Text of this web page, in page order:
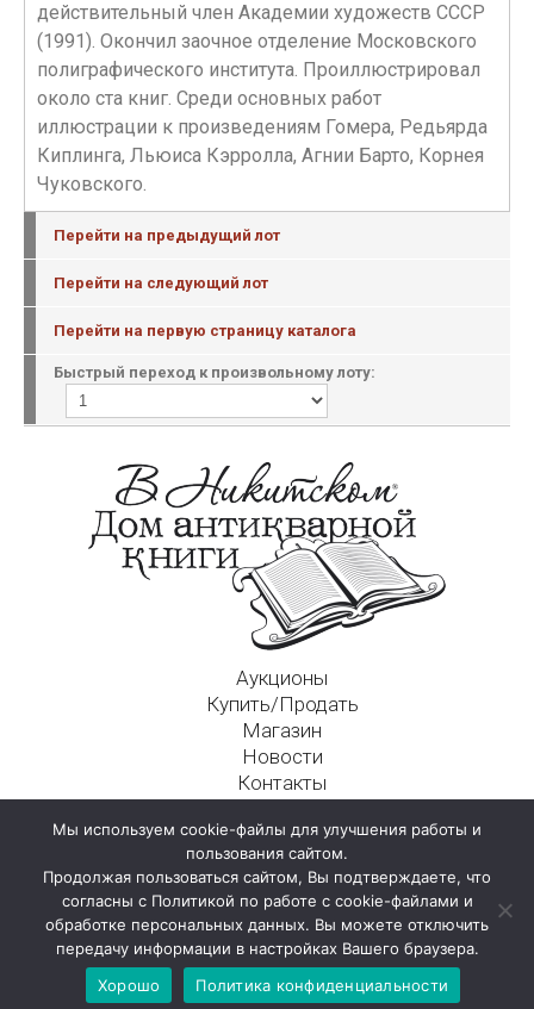
действительный член Академии художеств СССР
(1991). Окончил заочное отделение Московского
полиграфического института. Проиллюстрировал
около ста книг. Среди основных работ
иллюстрации к произведениям Гомера, Редьярда
Киплинга, Льюиса Кэрролла, Агнии Барто, Корнея
Чуковского.
Перейти на предыдущий лот
Перейти на следующий лот
Перейти на первую страницу каталога
Быстрый переход к произвольному лоту:
Аукционы
Купить/Продать
Магазин
Новости
Контакты
125009, г. Москва, Никитский пер., д. 4а, стр. 1
Мы используем cookie-файлы для улучшения работы и
пользования сайтом.
Продолжая пользоваться сайтом, Вы подтверждаете, что
согласны с Политикой по работе с cookie-файлами и
обработке персональных данных. Вы можете отключить
передачу информации в настройках Вашего браузера.
Хорошо
Политика конфиденциальности